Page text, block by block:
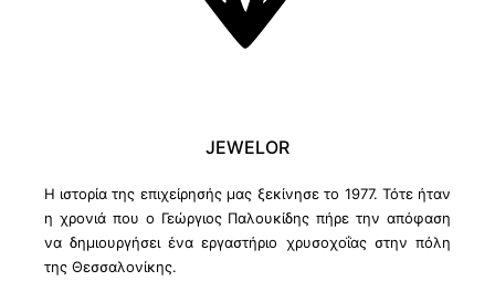
JEWELOR
Η ιστορία της επιχείρησής μας ξεκίνησε το 1977. Τότε ήταν
η χρονιά που ο Γεώργιος Παλουκίδης πήρε την απόφαση
να δημιουργήσει ένα εργαστήριο χρυσοχοΐας στην πόλη
της Θεσσαλονίκης.